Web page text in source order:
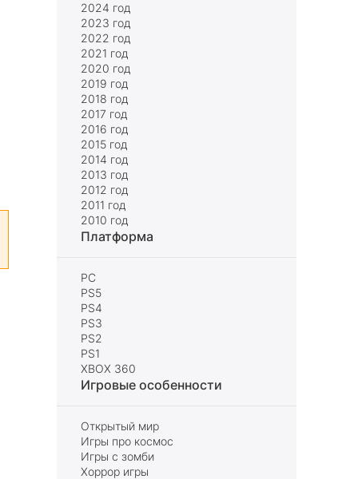
2024 год
2023 год
2022 год
2021 год
2020 год
2019 год
2018 год
2017 год
2016 год
2015 год
2014 год
2013 год
2012 год
2011 год
2010 год
Платформа
PC
PS5
PS4
PS3
PS2
PS1
XBOX 360
Игровые особенности
Открытый мир
Игры про космос
Игры с зомби
Хоррор игры